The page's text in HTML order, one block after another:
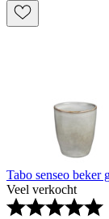
Tabo senseo beker
Veel verkocht